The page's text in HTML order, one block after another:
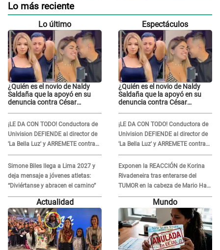
Lo más reciente
Lo último
¿Quién es el novio de Naldy
Saldaña que la apoyó en su
denuncia contra César
¡LE DA CON TODO! Conductora de
Univision DEFIENDE al director de
'La Bella Luz' y ARREMETE contra
Naldy Saldaña: “Muchas
amantes...”
Simone Biles llega a Lima 2027 y
deja mensaje a jóvenes atletas:
“Diviértanse y abracen el camino”
Espectáculos
¿Quién es el novio de Naldy
Saldaña que la apoyó en su
denuncia contra César
¡LE DA CON TODO! Conductora de
Univision DEFIENDE al director de
'La Bella Luz' y ARREMETE contra
Naldy Saldaña: “Muchas
amantes...”
Exponen la REACCIÓN de Korina
Rivadeneira tras enterarse del
TUMOR en la cabeza de Mario Hart:
"Ella estaba muy..."
Actualidad Mundo